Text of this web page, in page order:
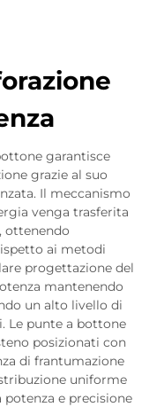
garantisce
grazie al suo
Il meccanismo
venga trasferita
ottenendo
ai metodi
progettazione del
mantenendo
un alto livello di
Le punte a bottone
posizionati con
di frantumazione
uniforme
e precisione